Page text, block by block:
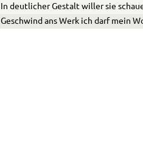
In deutlicher Gestalt willer sie
Geschwind ans Werk ich darf mein